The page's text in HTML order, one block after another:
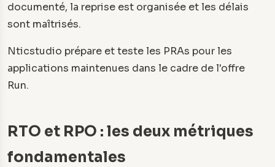
documenté, la reprise est organisée et les délais
sont maîtrisés.
Nticstudio prépare et teste les PRAs pour les
applications maintenues dans le cadre de l'offre
Run.
RTO et RPO : les deux métriques
fondamentales